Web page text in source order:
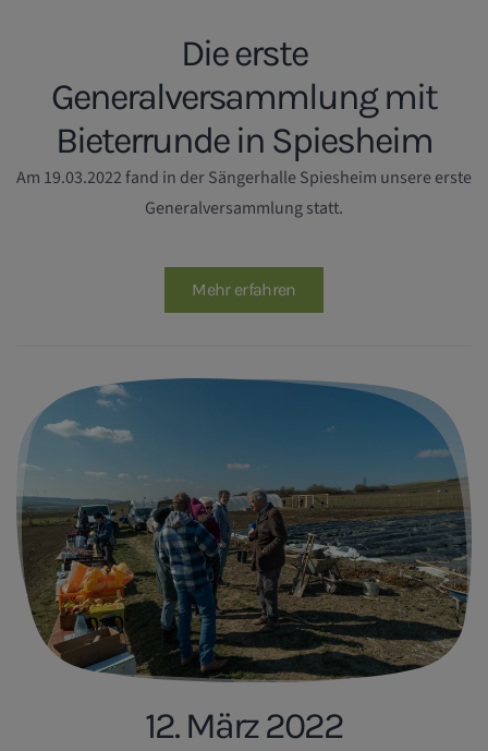
Die erste
Generalversammlung mit
Bieterrunde in Spiesheim
Am 19.03.2022 fand in der Sängerhalle Spiesheim unsere erste
Generalversammlung statt.
Mehr erfahren
12. März 2022